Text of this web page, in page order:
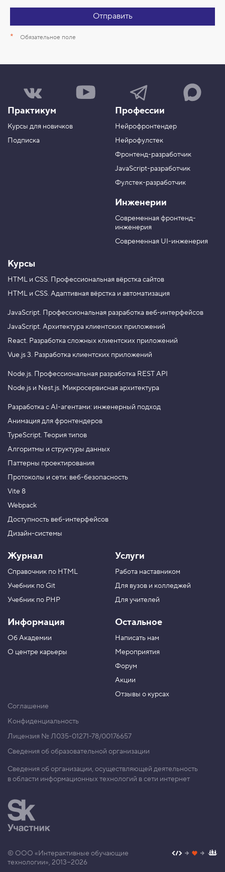
Отправить
* Обязательное поле
а
а
р
у
Н
а
а
к
н
а
в
e
e
r
a
m
Н
а
ш
в
A
Практикум
Курсы для новичков
Подписка
Профессии
Нейрофронтендер
Нейрофулстек
Фронтенд-разработчик
JavaScript-разработчик
Фулстек-разработчик
Инженерии
Современная фронтенд-
инженерия
Современная UI-инженерия
Курсы
HTML и CSS. Профессиональная вёрстка сайтов
HTML и CSS. Адаптивная вёрстка и автоматизация
JavaScript. Профессиональная разработка веб-интерфейсов
JavaScript. Архитектура клиентских приложений
React. Разработка сложных клиентских приложений
Vue.js 3. Разработка клиентских приложений
Node.js. Профессиональная разработка REST API
Node.js и Nest.js. Микросервисная архитектура
Разработка с AI-агентами: инженерный подход
Анимация для фронтендеров
TypeScript. Теория типов
Алгоритмы и структуры данных
Паттерны проектирования
Протоколы и сети: веб-безопасность
Vite 8
Webpack
Доступность веб-интерфейсов
Дизайн-системы
Журнал
Справочник по HTML
Учебник по Git
Учебник по PHP
Информация
Об Академии
О центре карьеры
Услуги
Работа наставником
Для вузов и колледжей
Для учителей
Остальное
Написать нам
Мероприятия
Форум
Акции
Отзывы о курсах
Соглашение
Конфиденциальность
Лицензия № Л035-01271-78/00176657
Сведения об образовательной организации
Сведения об организации, осуществляющей деятельность
в области информационных технологий в сети интернет
© ООО «Интерактивные обучающие
технологии», 2013−2026